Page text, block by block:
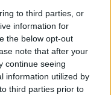
to third parties, or
information for
the below opt-out
note that after your
continue seeing
information utilized by
third parties prior to